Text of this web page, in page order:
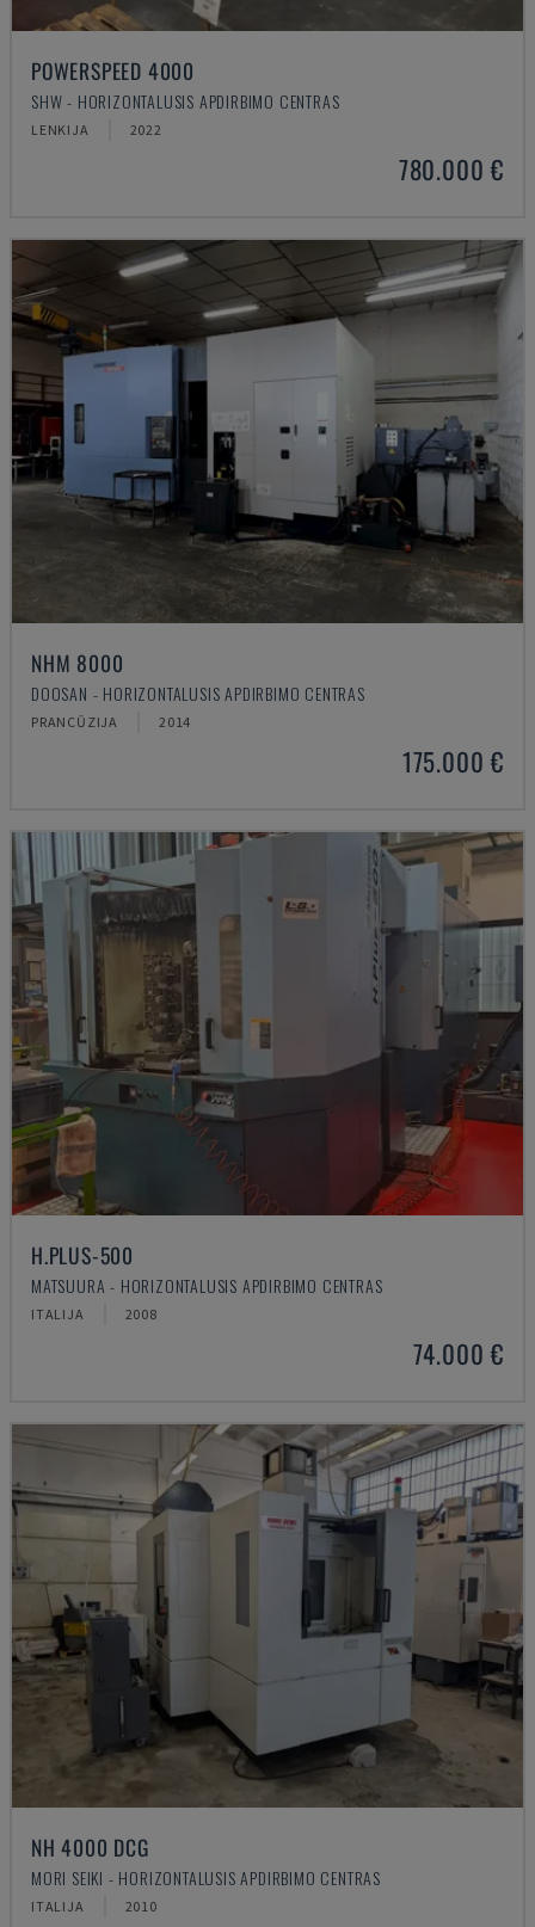
POWERSPEED 4000
SHW - HORIZONTALUSIS APDIRBIMO CENTRAS
LENKIJA 2022
780.000 €
NHM 8000
DOOSAN - HORIZONTALUSIS APDIRBIMO CENTRAS
PRANCŪZIJA 2014
175.000 €
H.PLUS-500
MATSUURA - HORIZONTALUSIS APDIRBIMO CENTRAS
ITALIJA 2008
74.000 €
NH 4000 DCG
MORI SEIKI - HORIZONTALUSIS APDIRBIMO CENTRAS
ITALIJA 2010